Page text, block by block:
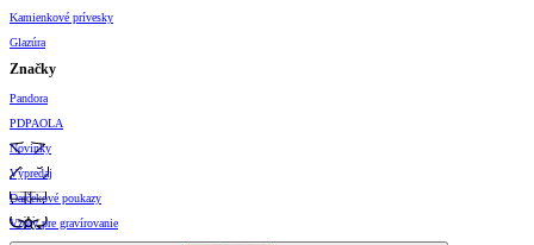
Kamienkové prívesky
Glazúra
Značky
Pandora
PDPAOLA
Novinky
Výpredaj
Darčekové poukazy
Vzory pre gravírovanie